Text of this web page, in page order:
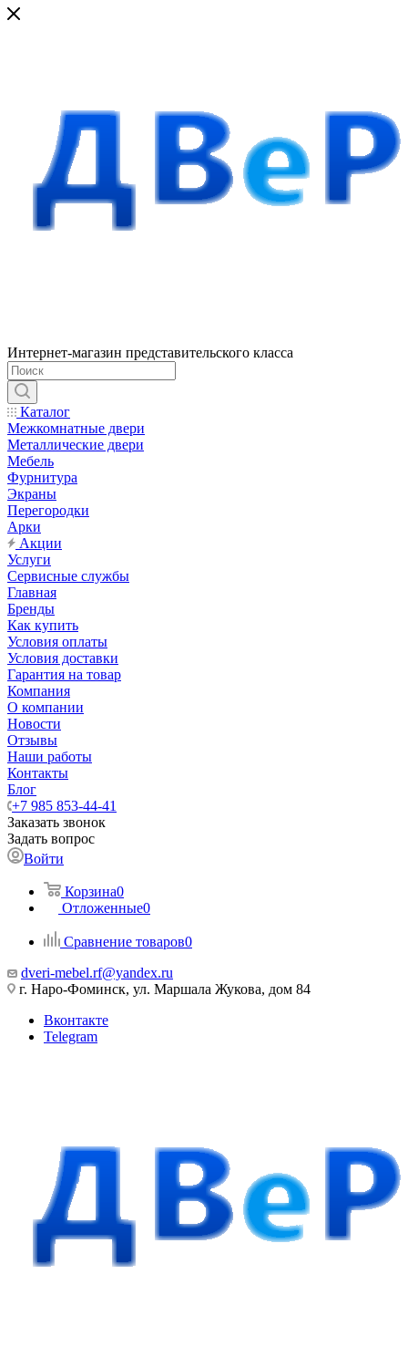
Интернет-магазин представительского класса
Каталог
Межкомнатные двери
Металлические двери
Мебель
Фурнитура
Экраны
Перегородки
Арки
Акции
Услуги
Сервисные службы
Главная
Бренды
Как купить
Условия оплаты
Условия доставки
Гарантия на товар
Компания
О компании
Новости
Отзывы
Наши работы
Контакты
Блог
+7 985 853-44-41
Заказать звонок
Задать вопрос
Войти
Корзина0
Отложенные0
Сравнение товаров0
dveri-mebel.rf@yandex.ru
г. Наро-Фоминск, ул. Маршала Жукова, дом 84
Вконтакте
Telegram